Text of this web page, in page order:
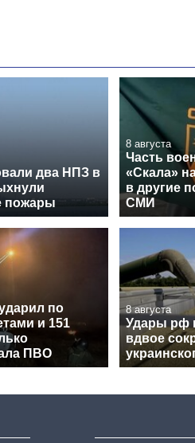
два НПЗ в
пожары
8 августа
Часть
«Скала»
в другие
СМИ
по
и 151
ПВО
8 августа
Удары рф
вдвое